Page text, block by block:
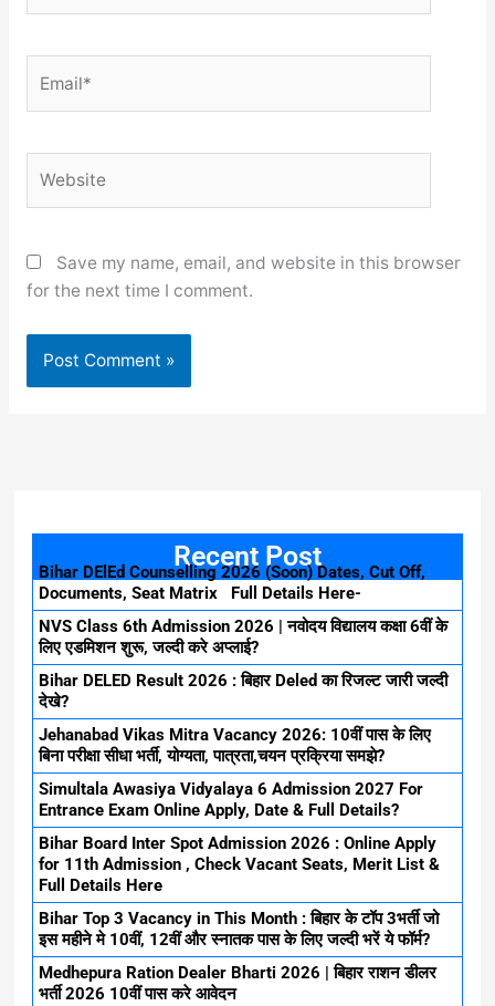
Save my name, email, and website in this browser
for the next time I comment.
Recent Post
Bihar DElEd Counselling 2026 (Soon) Dates, Cut Off,
Documents, Seat Matrix Full Details Here-
NVS Class 6th Admission 2026 | नवोदय विद्यालय कक्षा 6वीं के
लिए एडमिशन शुरू, जल्दी करे अप्लाई?
Bihar DELED Result 2026 : बिहार Deled का रिजल्ट जारी जल्दी
देखे?
Jehanabad Vikas Mitra Vacancy 2026: 10वीं पास के लिए
बिना परीक्षा सीधा भर्ती, योग्यता, पात्रता,चयन प्रक्रिया समझे?
Simultala Awasiya Vidyalaya 6 Admission 2027 For
Entrance Exam Online Apply, Date & Full Details?
Bihar Board Inter Spot Admission 2026 : Online Apply
for 11th Admission , Check Vacant Seats, Merit List &
Full Details Here
Bihar Top 3 Vacancy in This Month : बिहार के टॉप 3भर्ती जो
इस महीने मे 10वीं, 12वीं और स्नातक पास के लिए जल्दी भरें ये फॉर्म?
Medhepura Ration Dealer Bharti 2026 | बिहार राशन डीलर
भर्ती 2026 10वीं पास करे आवेदन